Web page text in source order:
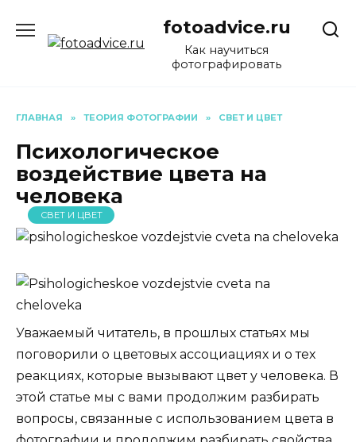
содержанию
fotoadvice.ru
Как научиться
фотографировать
ГЛАВНАЯ » ТЕОРИЯ ФОТОГРАФИИ » СВЕТ И ЦВЕТ
Психологическое
воздействие цвета на
человека
СВЕТ И ЦВЕТ
Уважаемый читатель, в прошлых статьях мы
поговорили о цветовых ассоциациях и о тех
реакциях, которые вызывают цвет у человека. В
этой статье мы с вами продолжим разбирать
вопросы, связанные с использованием цвета в